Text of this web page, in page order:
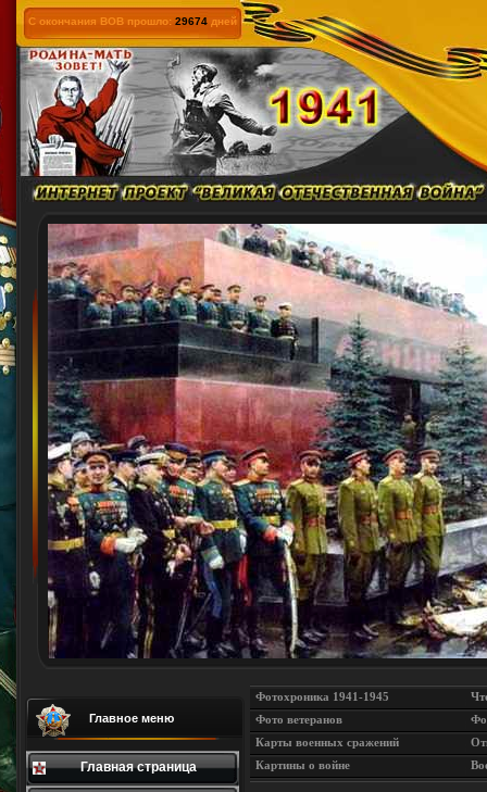
С окончания ВОВ прошло: 29674 дней
Главное меню
Главная страница
Фотохроника 1941-1945
Фото ветеранов
Карты военных сражений
Картины о войне